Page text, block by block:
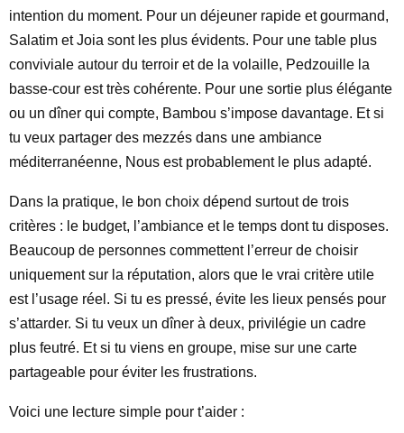
intention du moment. Pour un déjeuner rapide et gourmand,
Salatim et Joia sont les plus évidents. Pour une table plus
conviviale autour du terroir et de la volaille, Pedzouille la
basse-cour est très cohérente. Pour une sortie plus élégante
ou un dîner qui compte, Bambou s’impose davantage. Et si
tu veux partager des mezzés dans une ambiance
méditerranéenne, Nous est probablement le plus adapté.
Dans la pratique, le bon choix dépend surtout de trois
critères : le budget, l’ambiance et le temps dont tu disposes.
Beaucoup de personnes commettent l’erreur de choisir
uniquement sur la réputation, alors que le vrai critère utile
est l’usage réel. Si tu es pressé, évite les lieux pensés pour
s’attarder. Si tu veux un dîner à deux, privilégie un cadre
plus feutré. Et si tu viens en groupe, mise sur une carte
partageable pour éviter les frustrations.
Voici une lecture simple pour t’aider :